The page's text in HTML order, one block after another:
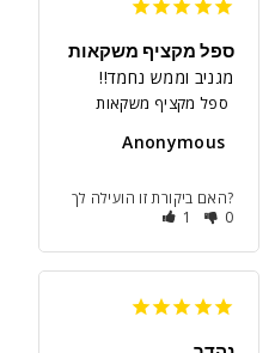
ספל מקציף משקאות
מגניב וממש נחמד!!
ספל מקציף משקאות
Anonymous
האם ביקורת זו הועילה לך?
1
0